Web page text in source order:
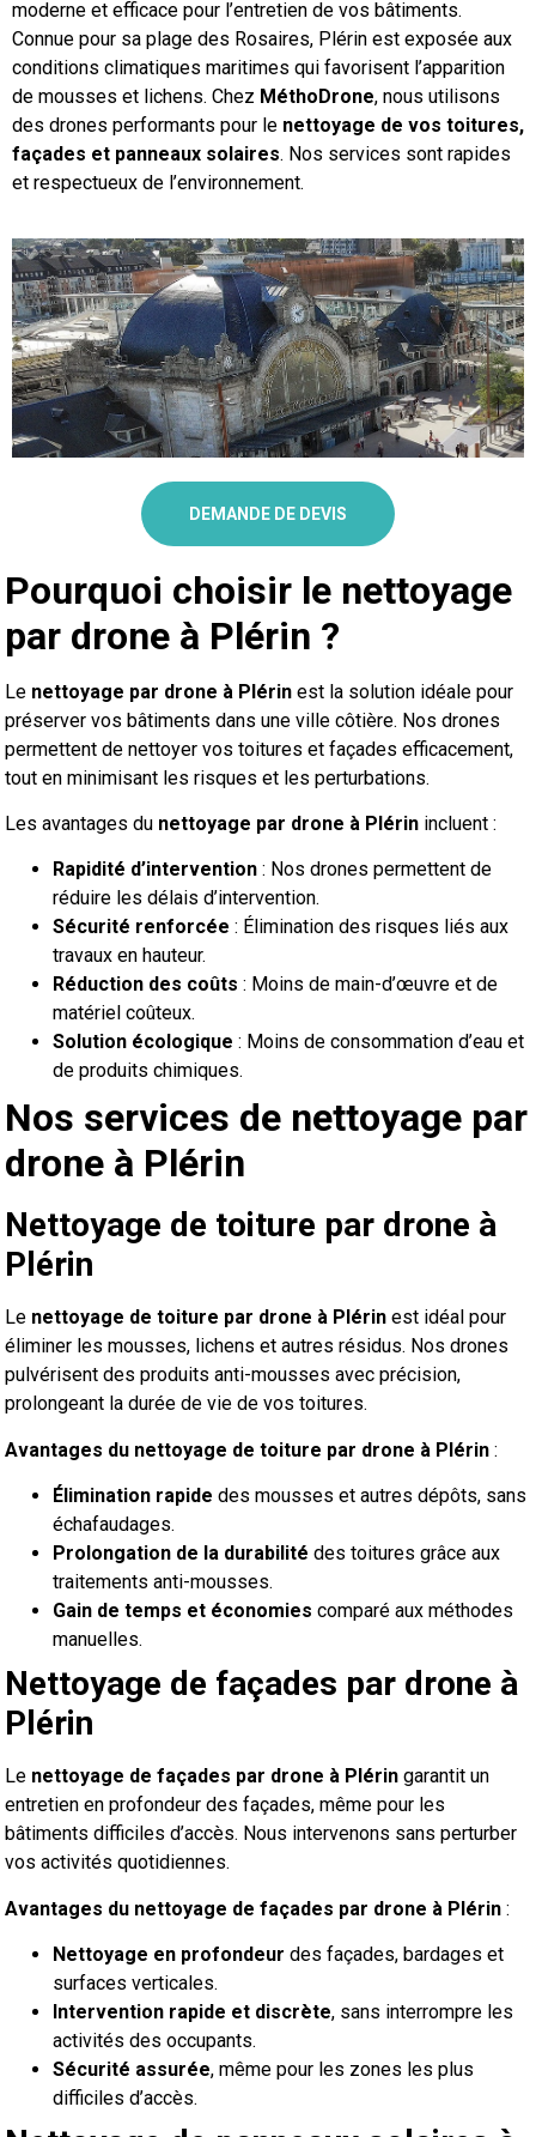
moderne et efficace pour l’entretien de vos bâtiments.
Connue pour sa plage des Rosaires, Plérin est exposée aux
conditions climatiques maritimes qui favorisent l’apparition
de mousses et lichens. Chez MéthoDrone, nous utilisons
des drones performants pour le nettoyage de vos toitures,
façades et panneaux solaires. Nos services sont rapides
et respectueux de l’environnement.
DEMANDE DE DEVIS
Pourquoi choisir le nettoyage
par drone à Plérin ?
Le nettoyage par drone à Plérin est la solution idéale pour
préserver vos bâtiments dans une ville côtière. Nos drones
permettent de nettoyer vos toitures et façades efficacement,
tout en minimisant les risques et les perturbations.
Les avantages du nettoyage par drone à Plérin incluent :
Rapidité d’intervention : Nos drones permettent de
réduire les délais d’intervention.
Sécurité renforcée : Élimination des risques liés aux
travaux en hauteur.
Réduction des coûts : Moins de main-d’œuvre et de
matériel coûteux.
Solution écologique : Moins de consommation d’eau et
de produits chimiques.
Nos services de nettoyage par
drone à Plérin
Nettoyage de toiture par drone à
Plérin
Le nettoyage de toiture par drone à Plérin est idéal pour
éliminer les mousses, lichens et autres résidus. Nos drones
pulvérisent des produits anti-mousses avec précision,
prolongeant la durée de vie de vos toitures.
Avantages du nettoyage de toiture par drone à Plérin :
Élimination rapide des mousses et autres dépôts, sans
échafaudages.
Prolongation de la durabilité des toitures grâce aux
traitements anti-mousses.
Gain de temps et économies comparé aux méthodes
manuelles.
Nettoyage de façades par drone à
Plérin
Le nettoyage de façades par drone à Plérin garantit un
entretien en profondeur des façades, même pour les
bâtiments difficiles d’accès. Nous intervenons sans perturber
vos activités quotidiennes.
Avantages du nettoyage de façades par drone à Plérin :
Nettoyage en profondeur des façades, bardages et
surfaces verticales.
Intervention rapide et discrète, sans interrompre les
activités des occupants.
Sécurité assurée, même pour les zones les plus
difficiles d’accès.